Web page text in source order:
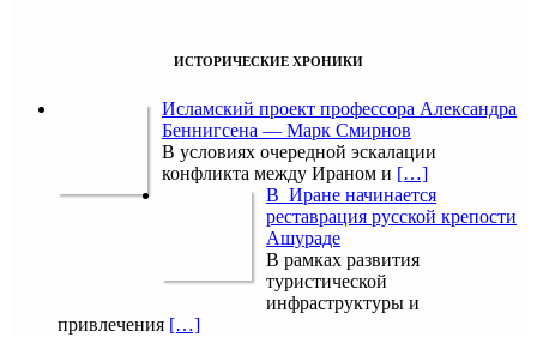
ИСТОРИЧЕСКИЕ ХРОНИКИ
Исламский проект профессора Александра
Беннигсена — Марк Смирнов
В условиях очередной эскалации
конфликта между Ираном и […]
В Иране начинается
реставрация русской крепости
Ашураде
В рамках развития
туристической
инфраструктуры и
привлечения […]